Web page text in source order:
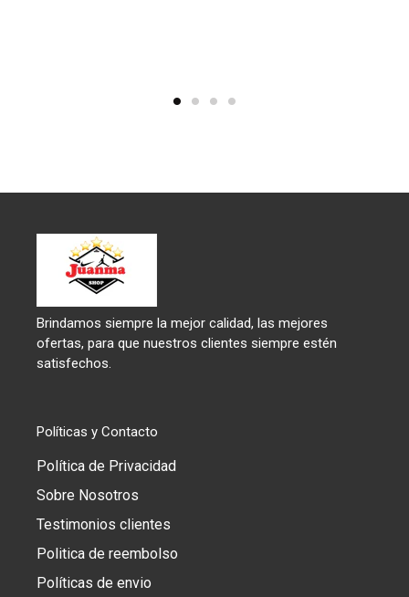
Brindamos siempre la mejor calidad, las mejores
ofertas, para que nuestros clientes siempre estén
satisfechos.
Políticas y Contacto
Política de Privacidad
Sobre Nosotros
Testimonios clientes
Politica de reembolso
Políticas de envio